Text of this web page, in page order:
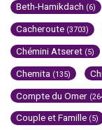
Beth-Hamikdach (6)
Cacheroute (3703)
Chémini Atseret (5)
Chemita (135)
Compte du Omer
Couple et Famille (5)